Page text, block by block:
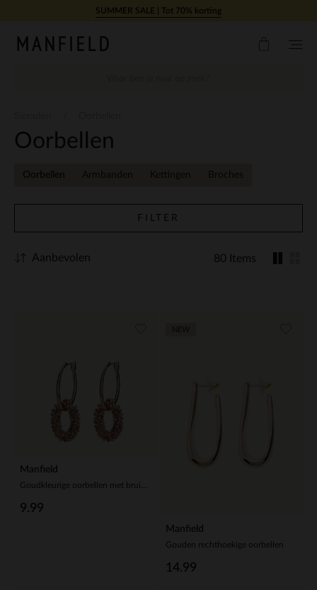
Doorgaan naar artikelSUMMER SALE | Tot 70% korting
Oorbellen
Oorbellen Armbanden Kettingen Broches
FILTER
80 Items
Aanbevolen
Manfield
9.99
Manfield
Gouden rechthoekige oorbellen
14.99